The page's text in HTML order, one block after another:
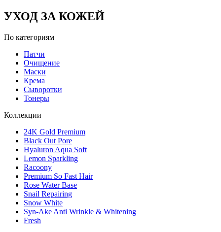
УХОД ЗА КОЖЕЙ
По категориям
Патчи
Очищение
Маски
Крема
Сыворотки
Тонеры
Коллекции
24K Gold Premium
Black Out Pore
Hyaluron Aqua Soft
Lemon Sparkling
Racoony
Premium So Fast Hair
Rose Water Base
Snail Repairing
Snow White
Syn-Ake Anti Wrinkle & Whitening
Fresh